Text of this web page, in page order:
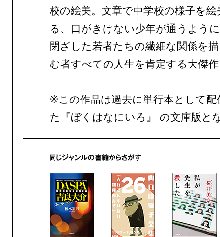
校の絵美。文章で中学校の様子を絵
る、口がきけない少年が通うよう
閉ざした若者たちの繊細な関係を
む者すべての人生を肯定する大傑
※この作品は過去に単行本として配
た『ぼくはなにいろ』 の文庫版と